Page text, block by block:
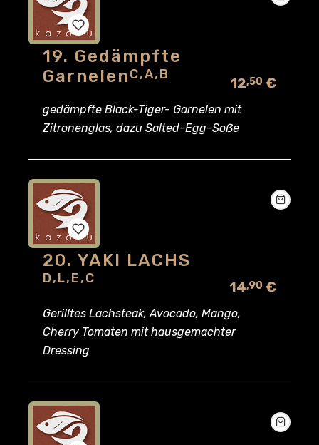
wishlist
19. Gedämpfte
GarnelenC,A,B
gedämpfte Black-Tiger- Garnelen mit
Zitronenglas, dazu Salted-Egg-Soẞe
12,50 €
Add
wishlist
20. YAKI LACHS
D,L,E,C
Gerilltes Lachsteak, Avocado, Mango,
Cherry Tomaten mit hausgemachter
Dressing
14,90 €